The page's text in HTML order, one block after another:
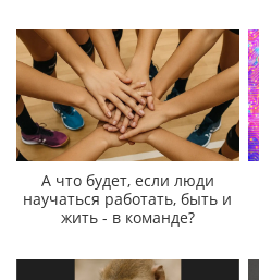
А что будет, если люди
научаться работать, быть и
жить - в команде?